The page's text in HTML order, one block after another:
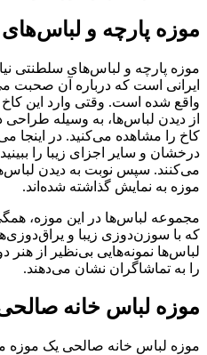
موزه پارچه و
موزه پارچه و لباس‌های سلطنتی
ایرانی است که درباره آن صحبت
واقع شده است. وقتی وارد این
از دیدن لباس‌ها، به وسیله
کاخ را مشاهده می‌کنید. در اینجا
درخشان و سایر اجزای زیبا را
می‌کنند. سپس نوبت به دیدن
موزه به نمایش گذاشته شده‌اند.
مجموعه لباس‌ها در این موزه،
که با سوزن‌دوزی زیبا و
لباس‌ها نمونه‌هایی بی‌نظیر از
را به تماشاگران نشان می‌دهند.
موزه لباس خانه
موزه لباس خانه صالحی یک